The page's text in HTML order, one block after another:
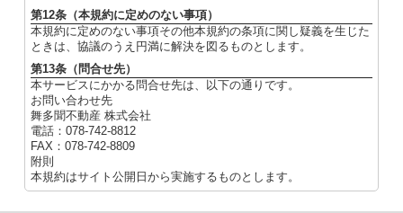
第12条（本規約に定めのない事項）
本規約に定めのない事項その他本規約の条項に関し疑義を生じた
ときは、協議のうえ円満に解決を図るものとします。
第13条（問合せ先）
本サービスにかかる問合せ先は、以下の通りです。
お問い合わせ先
舞多聞不動産 株式会社
電話：078-742-8812
FAX：078-742-8809
附則
本規約はサイト公開日から実施するものとします。